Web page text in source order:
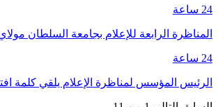
24 ساعة
المناظرة الرابعة للإعلام بجامعة السلطان
24 ساعة
الرئيس المؤسس لمناظرة الإعلام يلقي كلمة